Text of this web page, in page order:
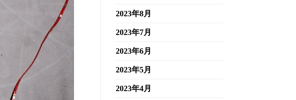
2023年8月
2023年7月
2023年6月
2023年5月
2023年4月